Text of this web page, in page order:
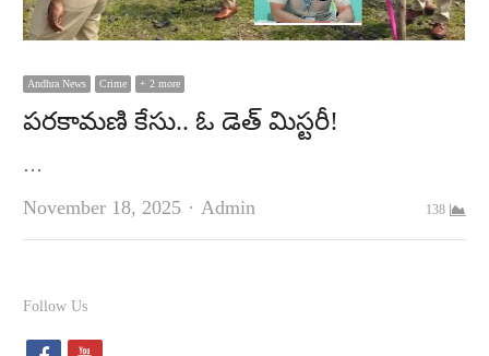
Andhra News Crime + 2 more
పరకామణి కేసు.. ఓ డెత్‌ మిస్టరీ!
…
November 18, 2025
Author
Admin 138
Follow Us